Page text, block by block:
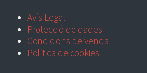
Avís Legal
Protecció de dades
Condicions de venda
Política de cookies